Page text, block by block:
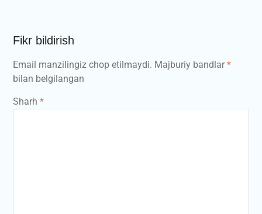
Fikr bildirish
Email manzilingiz chop etilmaydi. Majburiy bandlar*
bilan belgilangan
Sharh *